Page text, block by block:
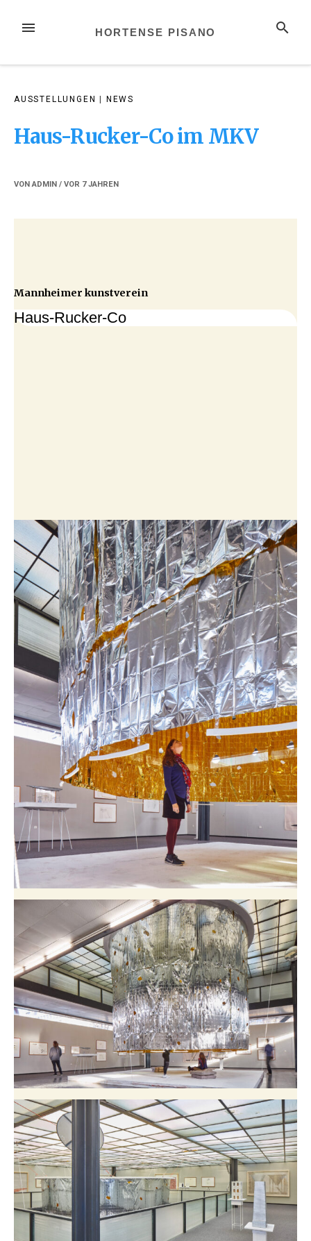
InhaltMENÜ SUCHE
HORTENSE PISANO
AUSSTELLUNGEN NEWS
Haus-Rucker-Co im MKV
VONADMIN / VOR 7 JAHREN
Mannheimer kunstverein
Haus-Rucker-Co